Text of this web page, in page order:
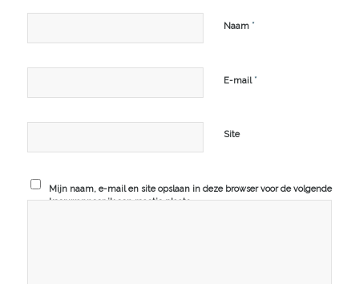
Naam *
E-mail *
Site
Mijn naam, e-mail en site opslaan in deze browser voor de volgende
keer wanneer ik een reactie plaats.